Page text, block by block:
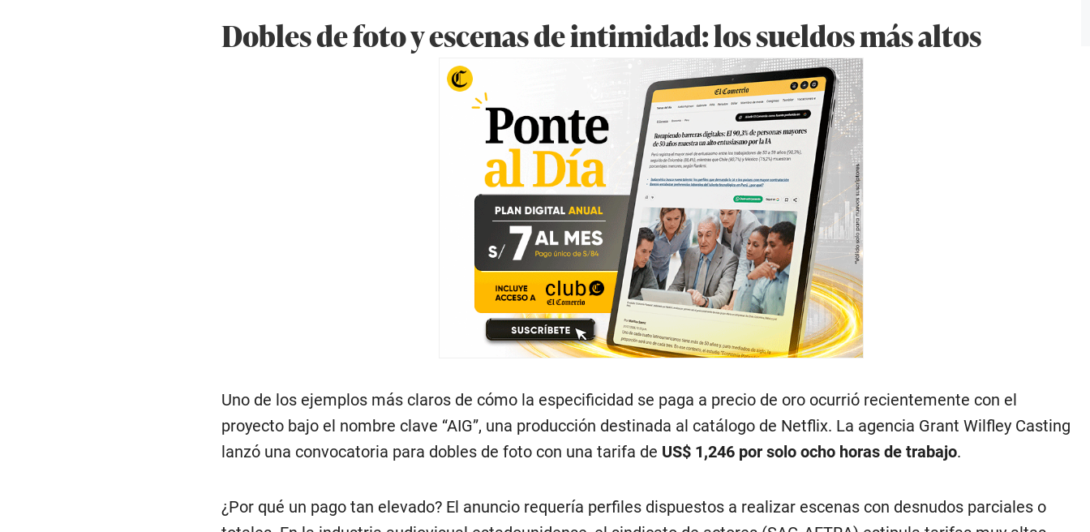
Dobles de foto y escenas de intimidad: los sueldos más altos
Uno de los ejemplos más claros de cómo la especificidad se paga a precio de oro ocurrió recientemente con el
proyecto bajo el nombre clave “AIG”, una producción destinada al catálogo de Netflix. La agencia Grant Wilfley Casting
lanzó una convocatoria para dobles de foto con una tarifa de US$ 1,246 por solo ocho horas de trabajo.
¿Por qué un pago tan elevado? El anuncio requería perfiles dispuestos a realizar escenas con desnudos parciales o